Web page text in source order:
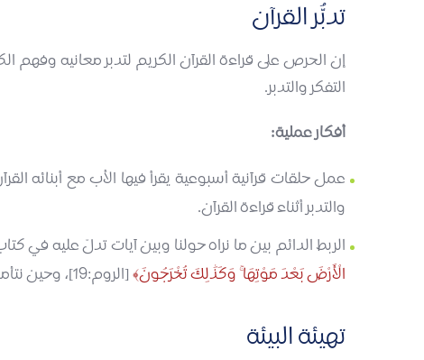
تدبُّر القرآن
إن الحرص على قراءة القرآن الكريم لتدبر معانيه
التفكر والتدبر.
أفكار عملية:
عمل حلقات قرآنية أسبوعية يقرأ فيها الأب مع أبنائه
والتدبر أثناء قراءة القرآن.
الربط الدائم بين ما نراه حولنا وبين آيات تدلّ عليه في
الْأَرْضَ بَعْدَ مَوْتِهَا ۚ وَكَذَٰلِكَ تُخْرَجُونَ [الروم:19]، وحين نتأمل قطعان الأغنام ترعى في السهول نتلو قوله تعالى
تهيئة البيئة